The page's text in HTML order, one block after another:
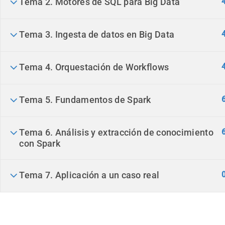
Tema 2. Motores de SQL para Big Data
Tema 3. Ingesta de datos en Big Data
Tema 4. Orquestación de Workflows
Tema 5. Fundamentos de Spark
Tema 6. Análisis y extracción de conocimiento
con Spark
Tema 7. Aplicación a un caso real